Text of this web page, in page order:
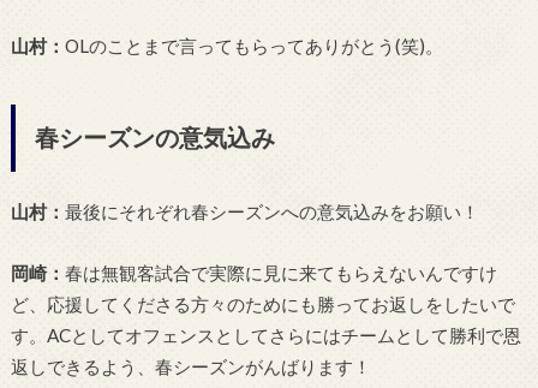
山村： OLのことまで言ってもらってありがとう(笑)。
春シーズンの意気込み
山村： 最後にそれぞれ春シーズンへの意気込みをお願い！
岡崎： 春は無観客試合で実際に見に来てもらえないんですけ
ど、応援してくださる方々のためにも勝ってお返しをしたいで
す。ACとしてオフェンスとしてさらにはチームとして勝利で恩
返しできるよう、春シーズンがんばります！